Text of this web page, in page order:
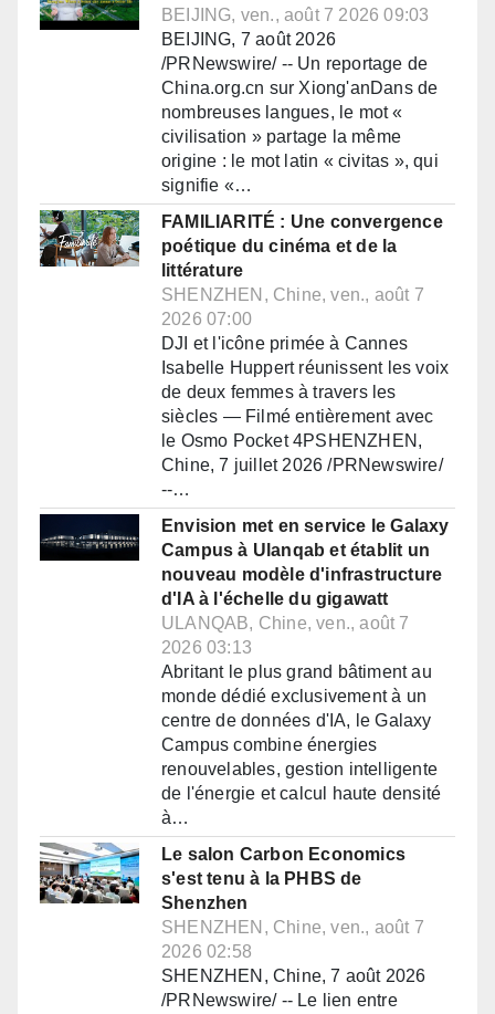
BEIJING, ven., août 7 2026 09:03
BEIJING, 7 août 2026
/PRNewswire/ -- Un reportage de
China.org.cn sur Xiong'anDans de
nombreuses langues, le mot «
civilisation » partage la même
origine : le mot latin « civitas », qui
signifie «…
FAMILIARITÉ : Une convergence
poétique du cinéma et de la
littérature
SHENZHEN, Chine, ven., août 7
2026 07:00
DJI et l'icône primée à Cannes
Isabelle Huppert réunissent les voix
de deux femmes à travers les
siècles — Filmé entièrement avec
le Osmo Pocket 4PSHENZHEN,
Chine, 7 juillet 2026 /PRNewswire/
--…
Envision met en service le Galaxy
Campus à Ulanqab et établit un
nouveau modèle d'infrastructure
d'IA à l'échelle du gigawatt
ULANQAB, Chine, ven., août 7
2026 03:13
Abritant le plus grand bâtiment au
monde dédié exclusivement à un
centre de données d'IA, le Galaxy
Campus combine énergies
renouvelables, gestion intelligente
de l'énergie et calcul haute densité
à…
Le salon Carbon Economics
s'est tenu à la PHBS de
Shenzhen
SHENZHEN, Chine, ven., août 7
2026 02:58
SHENZHEN, Chine, 7 août 2026
/PRNewswire/ -- Le lien entre